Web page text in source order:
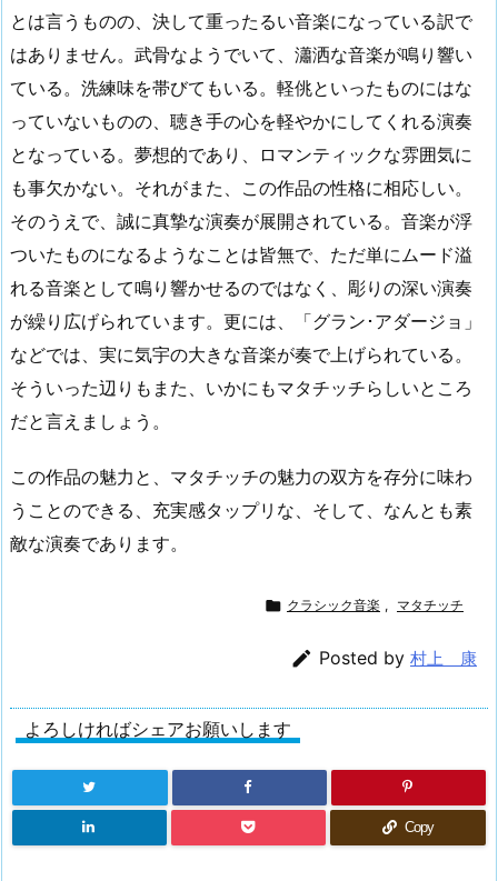
とは言うものの、決して重ったるい音楽になっている訳で
はありません。武骨なようでいて、瀟洒な音楽が鳴り響い
ている。洗練味を帯びてもいる。軽佻といったものにはな
っていないものの、聴き手の心を軽やかにしてくれる演奏
となっている。夢想的であり、ロマンティックな雰囲気に
も事欠かない。それがまた、この作品の性格に相応しい。
そのうえで、誠に真摯な演奏が展開されている。音楽が浮
ついたものになるようなことは皆無で、ただ単にムード溢
れる音楽として鳴り響かせるのではなく、彫りの深い演奏
が繰り広げられています。更には、「グラン･アダージョ」
などでは、実に気宇の大きな音楽が奏で上げられている。
そういった辺りもまた、いかにもマタチッチらしいところ
だと言えましょう。
この作品の魅力と、マタチッチの魅力の双方を存分に味わ
うことのできる、充実感タップリな、そして、なんとも素
敵な演奏であります。
 クラシック音楽 , マタチッチ
 Posted by 村上 康
よろしければシェアお願いします
Copy